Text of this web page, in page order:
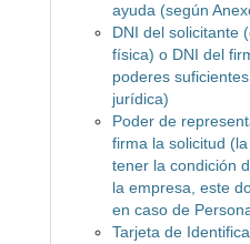
ayuda (según
DNI del solicitante
física) o DNI del
poderes
jurídica)
Poder de
firma la solicitud
tener la condición
la empresa, este
en caso de
Tarjeta de